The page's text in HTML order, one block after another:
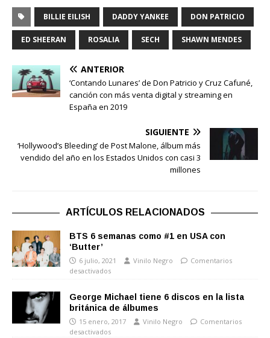
BILLIE EILISH DADDY YANKEE DON PATRICIO
ED SHEERAN ROSALIA SECH SHAWN MENDES
ANTERIOR
‘Contando Lunares’ de Don Patricio y Cruz Cafuné,
canción con más venta digital y streaming en
España en 2019
SIGUIENTE
‘Hollywood’s Bleeding’ de Post Malone, álbum más
vendido del año en los Estados Unidos con casi 3
millones
ARTÍCULOS RELACIONADOS
BTS 6 semanas como #1 en USA con
‘Butter’
6 julio, 2021 Vinilo Negro
Comentarios
desactivados
George Michael tiene 6 discos en la lista
británica de álbumes
15 enero, 2017 Vinilo Negro
Comentarios
desactivados